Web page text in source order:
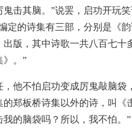
鬼击其脑。”说罢，启功开玩
定的诗集有三部，分别是《
版，其中诗歌一共八百七十
》。”
不怕启功变成厉鬼敲脑袋
郑板桥诗集以外的诗，叫
的脑袋吗？所以，我不怕。”